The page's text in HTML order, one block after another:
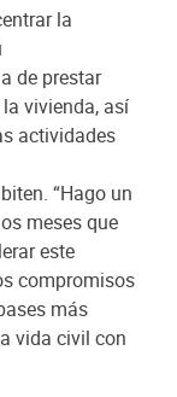
la
de prestar
vivienda, así
actividades
“Hago un
meses que
este
compromisos
más
vida civil con